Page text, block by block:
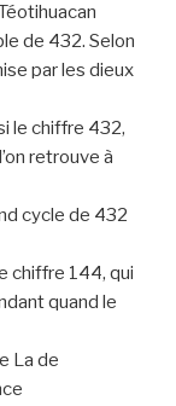
de 432. Selon
par les dieux
le chiffre 432,
retrouve à
cycle de 432
chiffre 144, qui
quand le
La de